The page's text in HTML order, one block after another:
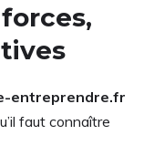
entreprendre.fr
faut connaître